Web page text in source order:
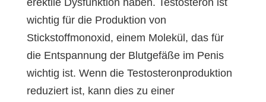
erektile Dysfunktion haben. Testosteron ist
wichtig für die Produktion von
Stickstoffmonoxid, einem Molekül, das für
die Entspannung der Blutgefäße im Penis
wichtig ist. Wenn die Testosteronproduktion
reduziert ist, kann dies zu einer